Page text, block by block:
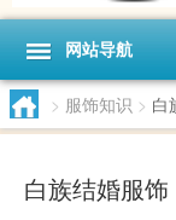
网站导航
> 服饰知识 > 白
白族结婚服饰